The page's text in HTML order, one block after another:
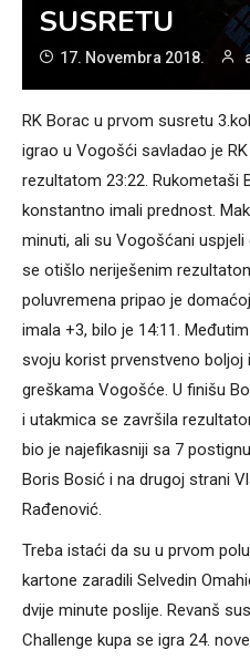
SUSRETU
17. Novembra 2018.
RK Borac u prvom susretu
igrao u Vogošći savladao je
rezultatom 23:22. Rukometaši
konstantno imali prednost.
minuti, ali su Vogošćani
se otišlo neriješenim
poluvremena pripao je
imala +3, bilo je 14:11.
svoju korist prvenstveno boljoj
greškama Vogošće. U finišu
i utakmica se završila
bio je najefikasniji sa 7
Boris Bosić i na drugoj strani
Rađenović.
Treba istaći da su u prvom
kartone zaradili Selvedin
dvije minute poslije. Revanš
Challenge kupa se igra 24.